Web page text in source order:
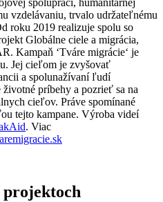
spolupráci, humanitárnej
vzdelávaniu, trvalo udržateľnému
roku 2019 realizuje spolu so
Globálne ciele a migrácia,
Kampaň ‘Tváre migrácie‘ je
Jej cieľom je zvyšovať
a spolunažívaní ľudí
príbehy a pozrieť sa na
cieľov. Práve spomínané
tejto kampane. Výroba videí
. Viac
projektoch